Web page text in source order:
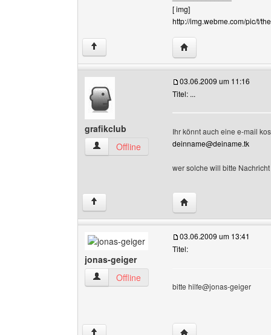
[ img]
http://img.webme.com/pic/t/
↑ Website dieses
grafikclub
grafikclub Benutzer-Profile anzeigen
Offline
03.06.2009 um 11:16
Titel: ...
Ihr könnt auch eine e-mail
deinname@deiname.tk
wer solche will bitte
↑ Website dieses
jonas-geiger
jonas-geiger Benutzer-Profile anzeigen
Offline
03.06.2009 um 13:41
Titel:
bitte hilfe@jonas-geiger
↑ Website dieses